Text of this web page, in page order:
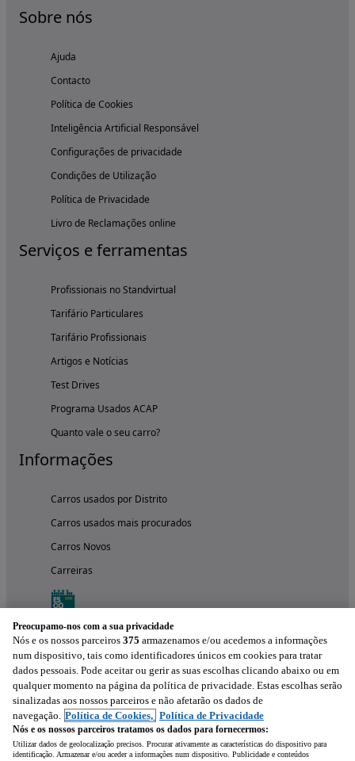
Sobre nós
Ajuda
Contacto
Política de Cookies
Inteligência Artificial Responsável
Configurações de privacidade
Condições de Utilização
Política de Privacidade
Livro de Reclamações online
Serviços e ferramentas
Profissionais no Standvirtual
Tarifário Particulares
Tarifário Profissionais
Artigos e Notícias
Test Drives
Programa Usados ACAP
Quanto vale o seu carro?
Informações
Carros usados por Distrito
Carros usados mais procurados
Carros Novos
Carreiras
Experimenta a aplicação
Preocupamo-nos com a sua privacidade
Nós e os nossos parceiros 375 armazenamos e/ou acedemos a informações
num dispositivo, tais como identificadores únicos em cookies para tratar
dados pessoais. Pode aceitar ou gerir as suas escolhas clicando abaixo ou em
qualquer momento na página da política de privacidade. Estas escolhas serão
sinalizadas aos nossos parceiros e não afetarão os dados de
navegação. Política de Cookies, Política de Privacidade
Nós e os nossos parceiros tratamos os dados para fornecermos:
Utilizar dados de geolocalização precisos. Procurar ativamente as características do dispositivo para
identificação. Armazenar e/ou aceder a informações num dispositivo. Publicidade e conteúdos